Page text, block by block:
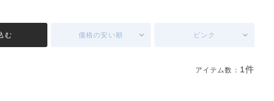
む 価格の安い順 ピンク
アイテム数： 1件